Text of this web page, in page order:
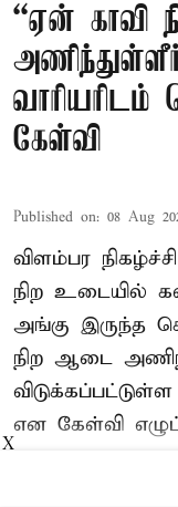
“ஏன் காவி
வாரியரிடம்
கேள்வி
Published on: 08 Aug
விளம்பர
நிற உடையில்
அங்கு இருந்த
நிற ஆடை
என கேள்வி
X